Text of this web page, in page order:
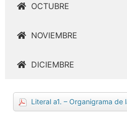
OCTUBRE
NOVIEMBRE
DICIEMBRE
Literal a1. – Organigrama de